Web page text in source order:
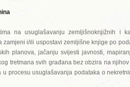
na usuglašavanju zemljišnoknjižnih i
i/ili uspostavi zemljišne knjige po
planova, jačanju svijesti javnosti,
tretmana svih građana bez obzira na
procesu usuglašavanja podataka o